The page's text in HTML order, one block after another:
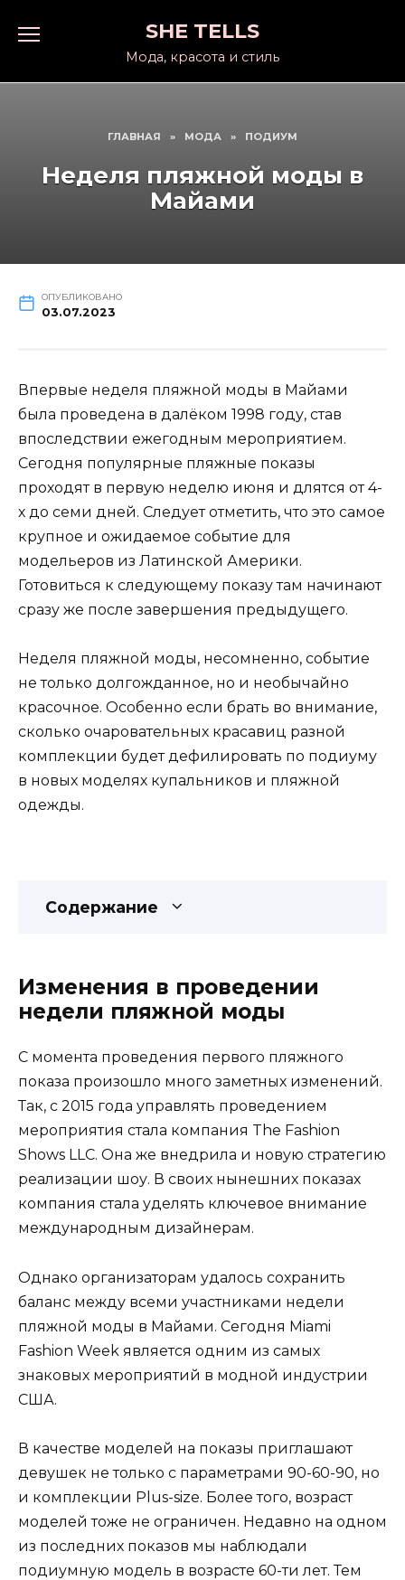
SHE TELLS
Мода, красота и стиль
ГЛАВНАЯ » МОДА » ПОДИУМ
Неделя пляжной моды в
Майами
ОПУБЛИКОВАНО
03.07.2023
Впервые неделя пляжной моды в Майами
была проведена в далёком 1998 году, став
впоследствии ежегодным мероприятием.
Сегодня популярные пляжные показы
проходят в первую неделю июня и длятся от 4-
х до семи дней. Следует отметить, что это самое
крупное и ожидаемое событие для
модельеров из Латинской Америки.
Готовиться к следующему показу там начинают
сразу же после завершения предыдущего.
Неделя пляжной моды, несомненно, событие
не только долгожданное, но и необычайно
красочное. Особенно если брать во внимание,
сколько очаровательных красавиц разной
комплекции будет дефилировать по подиуму
в новых моделях купальников и пляжной
одежды.
Содержание
Изменения в проведении
недели пляжной моды
С момента проведения первого пляжного
показа произошло много заметных изменений.
Так, с 2015 года управлять проведением
мероприятия стала компания The Fashion
Shows LLC. Она же внедрила и новую стратегию
реализации шоу. В своих нынешних показах
компания стала уделять ключевое внимание
международным дизайнерам.
Однако организаторам удалось сохранить
баланс между всеми участниками недели
пляжной моды в Майами. Сегодня Miami
Fashion Week является одним из самых
знаковых мероприятий в модной индустрии
США.
В качестве моделей на показы приглашают
девушек не только с параметрами 90-60-90, но
и комплекции Plus-size. Более того, возраст
моделей тоже не ограничен. Недавно на одном
из последних показов мы наблюдали
подиумную модель в возрасте 60-ти лет. Тем